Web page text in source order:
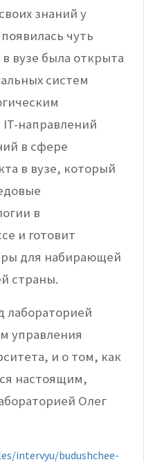
знаний у
чуть
вузе была открыта
систем
IT-направлений
в сфере
в вузе, который
в
и готовит
для набирающей
страны.
лабораторией
управления
и о том, как
настоящим,
Олег
intervyu/budushchee-